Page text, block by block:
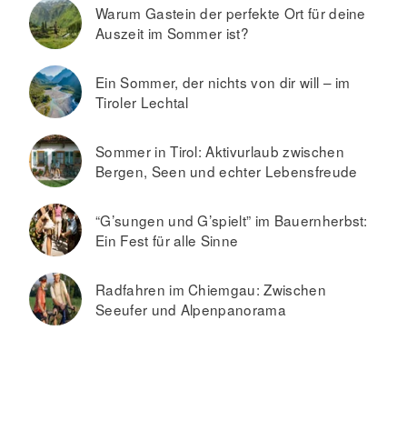
Warum Gastein der perfekte Ort für deine
Auszeit im Sommer ist?
Ein Sommer, der nichts von dir will – im
Tiroler Lechtal
Sommer in Tirol: Aktivurlaub zwischen
Bergen, Seen und echter Lebensfreude
“G’sungen und G’spielt” im Bauernherbst:
Ein Fest für alle Sinne
Radfahren im Chiemgau: Zwischen
Seeufer und Alpenpanorama